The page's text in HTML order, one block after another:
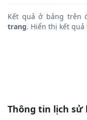
Kết quả ở bảng trên
trang. Hiển thị kết
Thông tin lịch